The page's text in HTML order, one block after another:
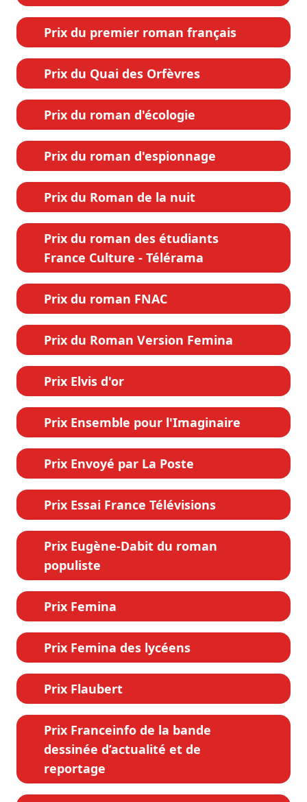
Prix du premier roman français
Prix du Quai des Orfèvres
Prix du roman d'écologie
Prix du roman d'espionnage
Prix du Roman de la nuit
Prix du roman des étudiants
France Culture - Télérama
Prix du roman FNAC
Prix du Roman Version Femina
Prix Elvis d'or
Prix Ensemble pour l'Imaginaire
Prix Envoyé par La Poste
Prix Essai France Télévisions
Prix Eugène-Dabit du roman
populiste
Prix Femina
Prix Femina des lycéens
Prix Flaubert
Prix Franceinfo de la bande
dessinée d’actualité et de
reportage